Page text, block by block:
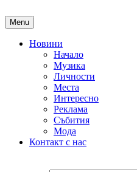
to
content
Menu
Новини
Начало
Музика
Личности
Места
Интересно
Реклама
Събития
Мода
Контакт с нас